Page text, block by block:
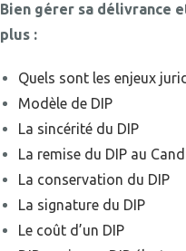
Bien gérer sa délivrance
plus :
Quels sont les enjeux
Modèle de DIP
La sincérité du DIP
La remise du DIP au
La conservation du DIP
La signature du DIP
Le coût d’un DIP